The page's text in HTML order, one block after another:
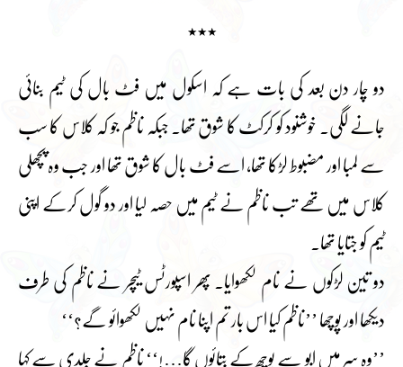
٭٭٭
دو چار دن بعد کی بات ہے کہ اسکول میں فٹ بال کی ٹیم بنائی
جانے لگی۔ خوشنود کو کرکٹ کا شوق تھا۔ جبکہ ناظم جو کہ کلاس کا سب
سے لمبا اور مضبوط لڑکا تھا، اسے فٹ بال کا شوق تھا اور جب وہ پچھلی
کلاس میں تھے تب ناظم نے ٹیم میں حصہ لیا اور دو گول کرکے اپنی
ٹیم کو جتایا تھا۔
دو تین لڑکوں نے نام لکھوایا۔ پھر اسپورٹس ٹیچر نے ناظم کی طرف
دیکھا اور پوچھا ’’ناظم کیا اس بار تم اپنا نام نہیں لکھوائو گے؟‘‘
’’وہ سر میں ابو سے پوچھ کے بتائوں گا…!‘‘ ناظم نے جلدی سے کہا